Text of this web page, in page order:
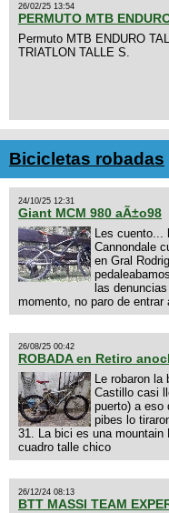
26/02/25 13:54
PERMUTO MTB
Permuto MTB ENDURO
TRIATLON TALLE S.
Bicicletas robadas
24/10/25 12:31
Giant MCM 980 aÃ±o98
Les cuento...
Cannondale
en Gral
las
momento, no paro de
26/08/25 00:42
ROBADA en Retiro
Le robaron la
Castillo casi
puerto) a eso
pibes lo
31. La bici es una mountain
cuadro talle chico
26/12/24 08:13
BTT MASSI TEAM